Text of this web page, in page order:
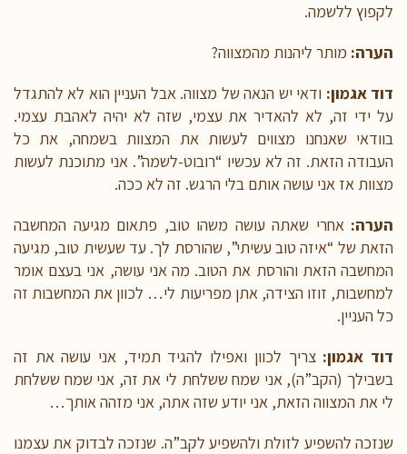
לקפוץ ללשמה.
הערה: מותר ליהנות מהמצווה?
דוד אגמון: ודאי יש הנאה של מצווה. אבל העניין הוא לא להתגדל
על ידי זה, לא להאדיר את עצמי, שזה לא יהיה לאהבת עצמי.
בוודאי שאנחנו מצווים לעשות את המצוות בשמחה, את כל
העבודה הזאת. זה לא עכשיו “רובוט-לשמה”. אני מתוכנת לעשות
מצוות אז אני עושה אותם בלי הרגש. זה לא ככה.
הערה: אחרי שאתה עושה משהו טוב, פתאום מגיעה המחשבה
הזאת של “איזה טוב עשיתי”, שהורסת לך. עד שעשית טוב, מגיעה
המחשבה הזאת והורסת את הטוב. מה אני עושה, אני בעצם אומר
למחשבות, זוזו הצידה, אתן מפריעות לי… לכוון את המחשבות זה
כל העניין.
דוד אגמון: צריך לכוון ואפילו להגיד תמיד, אני עושה את זה
בשבילך (הקב”ה), אני שמח ששלחת לי את זה, אני שמח ששלחת
לי את המצווה הזאת, אני יודע שזה אתה, אני מזהה אותך…
שנזכה להשפיע לזולת ולהשפיע לקב”ה. שנזכה לבדוק את עצמנו